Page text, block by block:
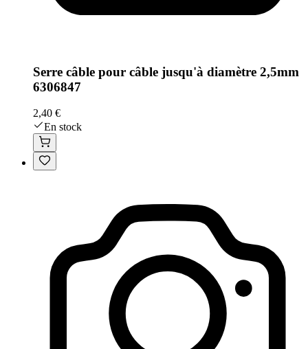
Serre câble pour câble jusqu'à diamètre 2,5mm
6306847
2,40 €
En stock